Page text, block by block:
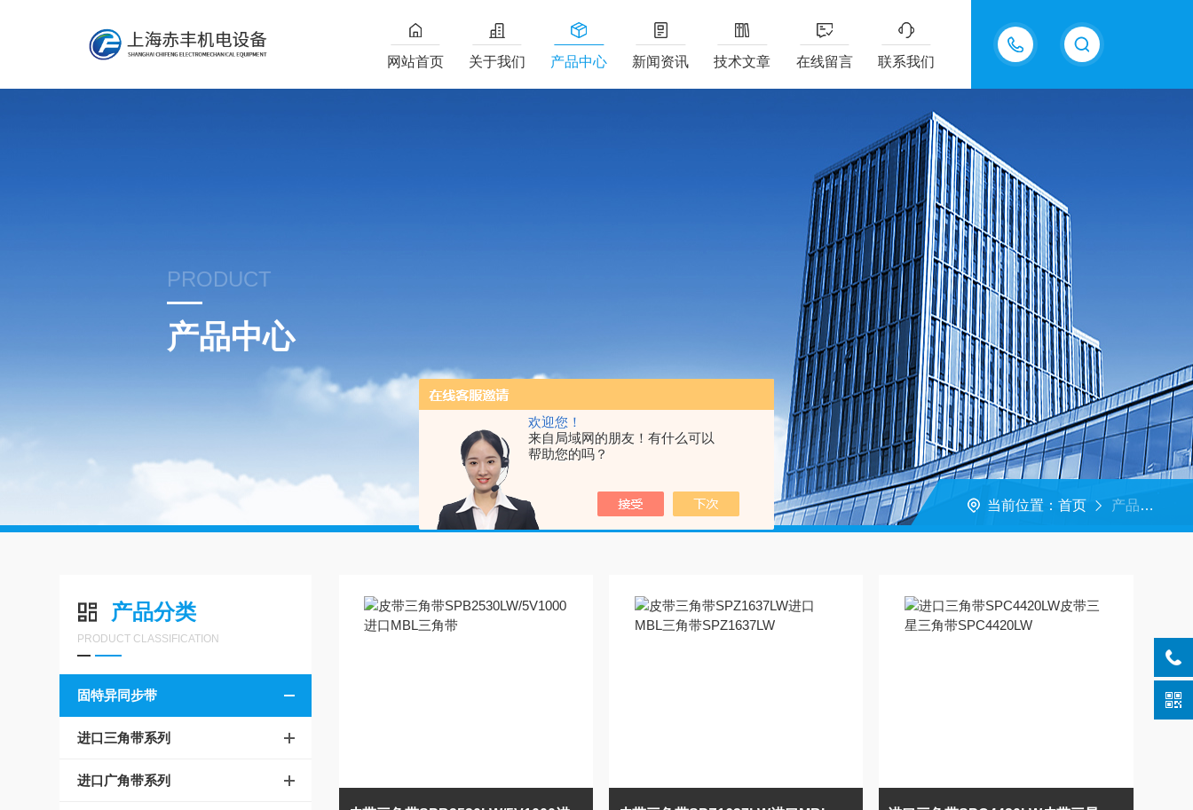
欢迎您！
来自局域网的朋友！有什么可以
帮助您的吗？
15618576711
网站首页 关于我们 产品中心 新闻资讯 技术文章 在线留言 联系我们
PRODUCT
产品中心
当前位置：首页 产品中心
产品分类
PRODUCT CLASSIFICATION
固特异同步带
进口三角带系列
进口广角带系列